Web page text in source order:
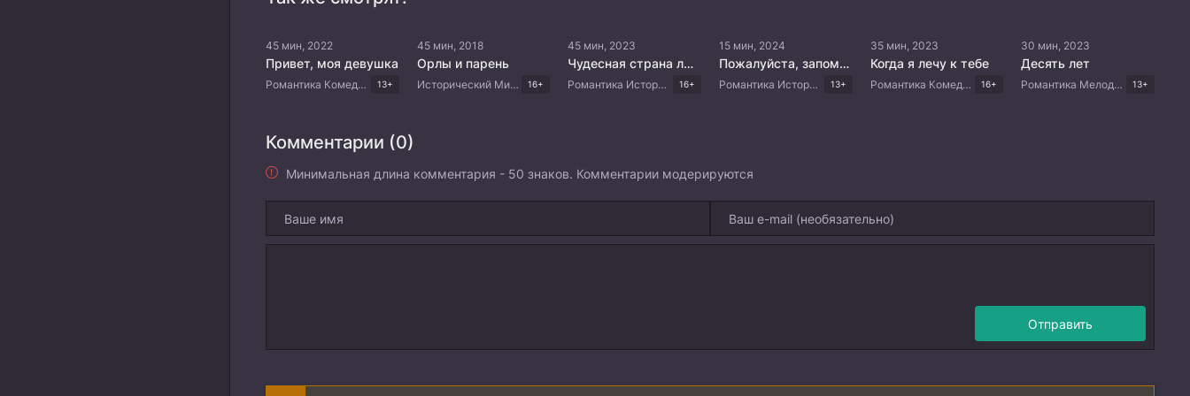
45 мин, 2022
Привет, моя девушка
Романтика Комедия Китайские дорамы 13+
45 мин, 2018
Орлы и парень
Исторический Мистика Приключения Китайские дорамы 16+
45 мин, 2023
Чудесная страна любви
Романтика Исторический Драма Китайские дорамы 16+
15 мин, 2024
Пожалуйста, запомни меня
Романтика Исторический Фэнтези Триллер Китайские дорамы 13+
35 мин, 2023
Когда я лечу к тебе
Романтика Комедия Китайские дорамы 16+
30 мин, 2023
Десять лет
Романтика Мелодрама Китайские дорамы 13+
Комментарии (0)
Минимальная длина комментария - 50 знаков. Комментарии модерируются
Отправить